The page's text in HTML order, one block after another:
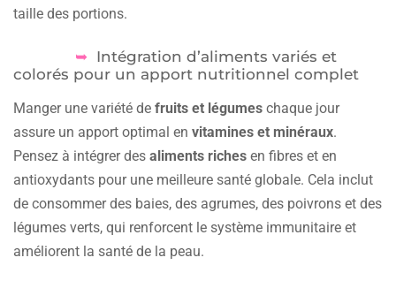
taille des portions.
Intégration d’aliments variés et
colorés pour un apport nutritionnel complet
Manger une variété de fruits et légumes chaque jour
assure un apport optimal en vitamines et minéraux.
Pensez à intégrer des aliments riches en fibres et en
antioxydants pour une meilleure santé globale. Cela inclut
de consommer des baies, des agrumes, des poivrons et des
légumes verts, qui renforcent le système immunitaire et
améliorent la santé de la peau.